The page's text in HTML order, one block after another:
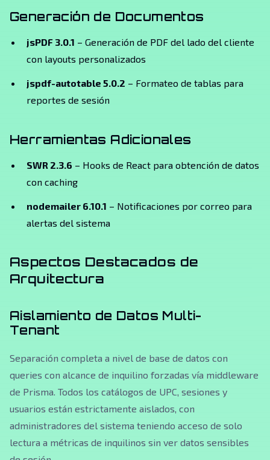
Generación de Documentos
jsPDF 3.0.1 – Generación de PDF del lado del cliente
con layouts personalizados
jspdf-autotable 5.0.2 – Formateo de tablas para
reportes de sesión
Herramientas Adicionales
SWR 2.3.6 – Hooks de React para obtención de datos
con caching
nodemailer 6.10.1 – Notificaciones por correo para
alertas del sistema
Aspectos Destacados de
Arquitectura
Aislamiento de Datos Multi-
Tenant
Separación completa a nivel de base de datos con
queries con alcance de inquilino forzadas vía middleware
de Prisma. Todos los catálogos de UPC, sesiones y
usuarios están estrictamente aislados, con
administradores del sistema teniendo acceso de solo
lectura a métricas de inquilinos sin ver datos sensibles